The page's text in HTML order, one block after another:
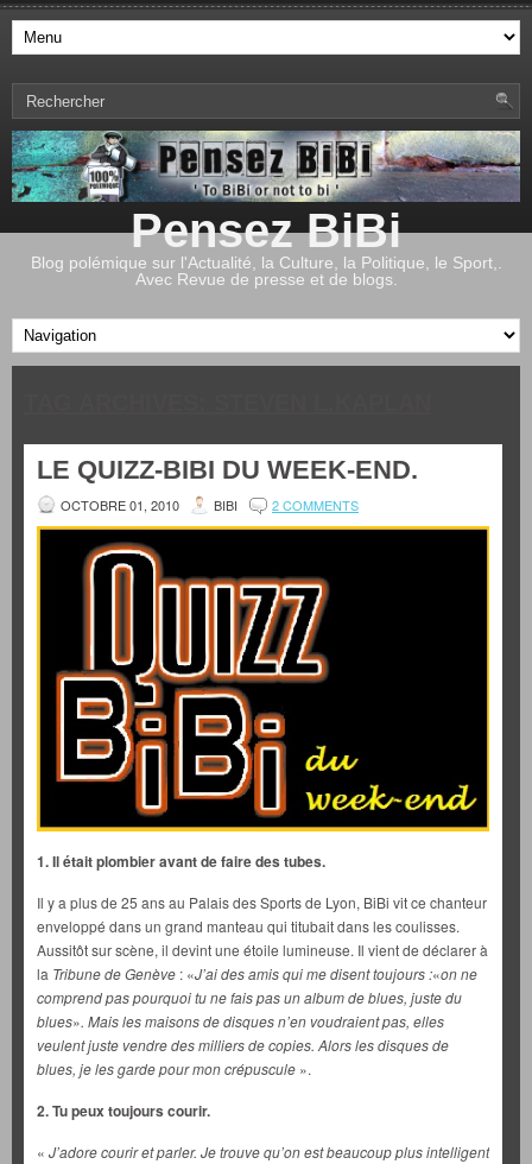
Pensez BiBi
Blog polémique sur l'Actualité, la Culture, la Politique, le Sport,.
Avec Revue de presse et de blogs.
LE QUIZZ-BIBI DU WEEK-END.
OCTOBRE 01, 2010 BIBI 2 COMMENTS
1. Il était plombier avant de faire des tubes.
Il y a plus de 25 ans au Palais des Sports de Lyon, BiBi vit ce chanteur
enveloppé dans un grand manteau qui titubait dans les coulisses.
Aussitôt sur scène, il devint une étoile lumineuse. Il vient de déclarer à
la Tribune de Genève : «J’ai des amis qui me disent toujours :«on ne
comprend pas pourquoi tu ne fais pas un album de blues, juste du
blues». Mais les maisons de disques n’en voudraient pas, elles
veulent juste vendre des milliers de copies. Alors les disques de
blues, je les garde pour mon crépuscule ».
2. Tu peux toujours courir.
« J’adore courir et parler. Je trouve qu’on est beaucoup plus intelligent